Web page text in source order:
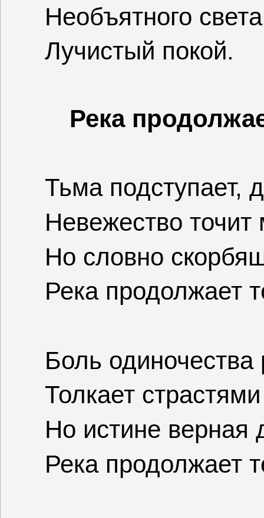
Необъятного света
Лучистый покой.
Река
Тьма подступает,
Невежество точит
Но словно
Река продолжает
Боль одиночества
Толкает
Но истине верная
Река продолжает